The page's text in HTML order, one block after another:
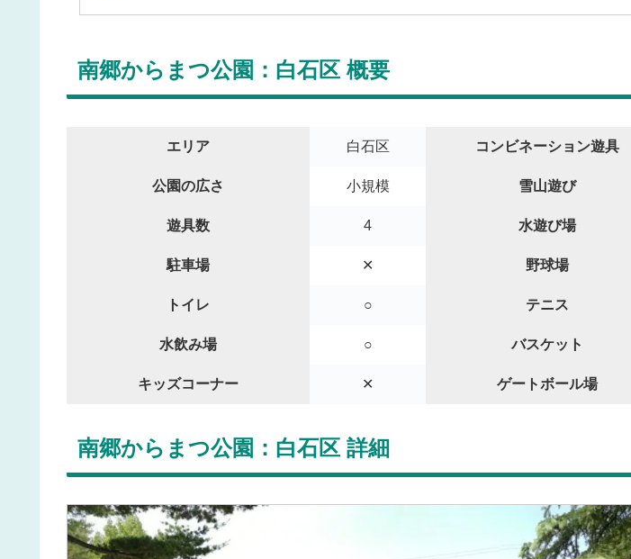
南郷からまつ公園：白石区 概要
エリア 白石区 コンビネーション遊具
公園の広さ 小規模 雪山遊び
遊具数 4 水遊び場
駐車場 ✕ 野球場
トイレ ○ テニス
水飲み場 ○ バスケット
キッズコーナー ✕ ゲートボール場
南郷からまつ公園：白石区 詳細